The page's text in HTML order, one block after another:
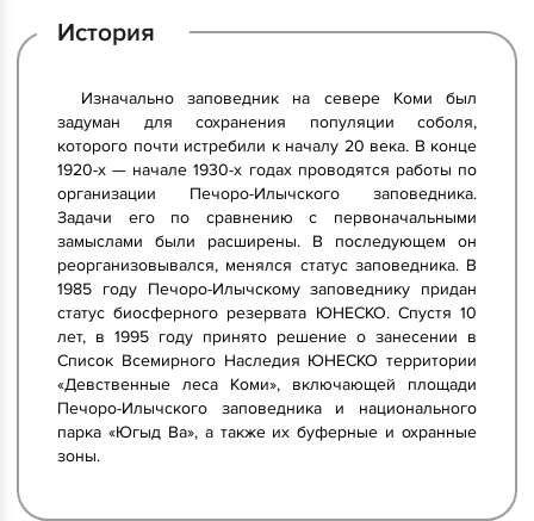
История
Изначально заповедник на севере Коми был
задуман для сохранения популяции соболя,
которого почти истребили к началу 20 века. В конце
1920-х — начале 1930-х годах проводятся работы по
организации Печоро-Илычского заповедника.
Задачи его по сравнению с первоначальными
замыслами были расширены. В последующем он
реорганизовывался, менялся статус заповедника. В
1985 году Печоро-Илычскому заповеднику придан
статус биосферного резервата ЮНЕСКО. Спустя 10
лет, в 1995 году принято решение о занесении в
Список Всемирного Наследия ЮНЕСКО территории
«Девственные леса Коми», включающей площади
Печоро-Илычского заповедника и национального
парка «Югыд Ва», а также их буферные и охранные
зоны.